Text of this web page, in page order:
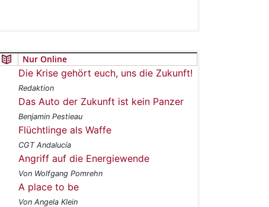
Nur Online
Die Krise gehört euch, uns die Zukunft!
Redaktion
Das Auto der Zukunft ist kein Panzer
Benjamin Pestieau
Flüchtlinge als Waffe
CGT Andalucía
Angriff auf die Energiewende
Von Wolfgang Pomrehn
A place to be
Von Angela Klein